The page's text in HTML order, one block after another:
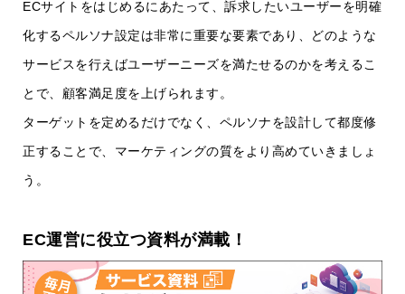
ECサイトをはじめるにあたって、訴求したいユーザーを明確
化するペルソナ設定は非常に重要な要素であり、どのような
サービスを行えばユーザーニーズを満たせるのかを考えるこ
とで、顧客満足度を上げられます。
ターゲットを定めるだけでなく、ペルソナを設計して都度修
正することで、マーケティングの質をより高めていきましょ
う。
EC運営に役立つ資料が満載！